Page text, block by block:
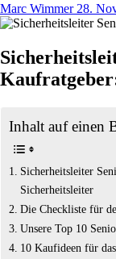
Marc Wimmer 28.
Inhalt auf einen
Sicherheitsleiter
Sicherheitsleiter
Die Checkliste für
Unsere Top 10
10 Kaufideen für